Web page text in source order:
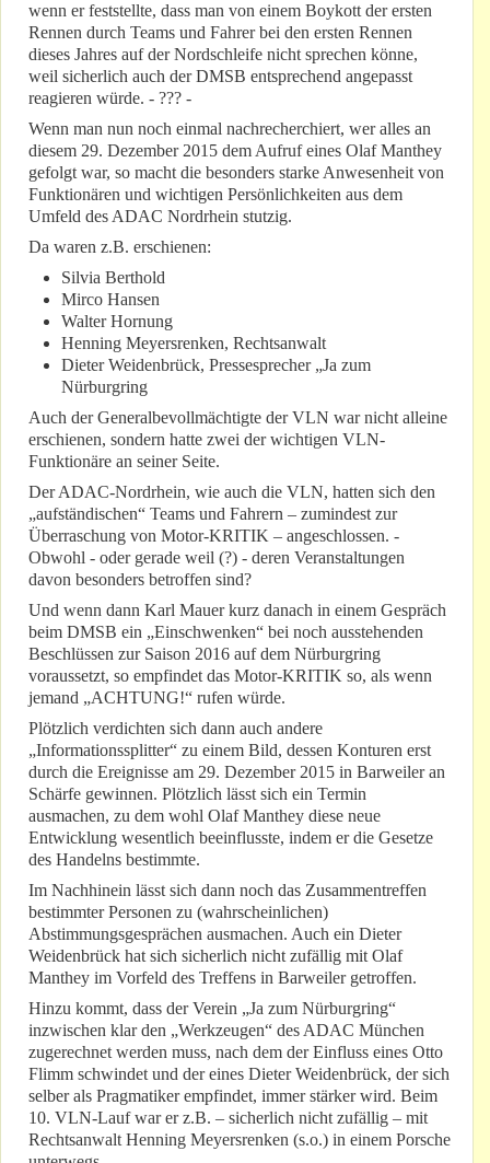
wenn er feststellte, dass man von einem Boykott der ersten
Rennen durch Teams und Fahrer bei den ersten Rennen
dieses Jahres auf der Nordschleife nicht sprechen könne,
weil sicherlich auch der DMSB entsprechend angepasst
reagieren würde. - ??? -
Wenn man nun noch einmal nachrecherchiert, wer alles an
diesem 29. Dezember 2015 dem Aufruf eines Olaf Manthey
gefolgt war, so macht die besonders starke Anwesenheit von
Funktionären und wichtigen Persönlichkeiten aus dem
Umfeld des ADAC Nordrhein stutzig.
Da waren z.B. erschienen:
Silvia Berthold
Mirco Hansen
Walter Hornung
Henning Meyersrenken, Rechtsanwalt
Dieter Weidenbrück, Pressesprecher „Ja zum
Nürburgring
Auch der Generalbevollmächtigte der VLN war nicht alleine
erschienen, sondern hatte zwei der wichtigen VLN-
Funktionäre an seiner Seite.
Der ADAC-Nordrhein, wie auch die VLN, hatten sich den
„aufständischen“ Teams und Fahrern – zumindest zur
Überraschung von Motor-KRITIK – angeschlossen. -
Obwohl - oder gerade weil (?) - deren Veranstaltungen
davon besonders betroffen sind?
Und wenn dann Karl Mauer kurz danach in einem Gespräch
beim DMSB ein „Einschwenken“ bei noch ausstehenden
Beschlüssen zur Saison 2016 auf dem Nürburgring
voraussetzt, so empfindet das Motor-KRITIK so, als wenn
jemand „ACHTUNG!“ rufen würde.
Plötzlich verdichten sich dann auch andere
„Informationssplitter“ zu einem Bild, dessen Konturen erst
durch die Ereignisse am 29. Dezember 2015 in Barweiler an
Schärfe gewinnen. Plötzlich lässt sich ein Termin
ausmachen, zu dem wohl Olaf Manthey diese neue
Entwicklung wesentlich beeinflusste, indem er die Gesetze
des Handelns bestimmte.
Im Nachhinein lässt sich dann noch das Zusammentreffen
bestimmter Personen zu (wahrscheinlichen)
Abstimmungsgesprächen ausmachen. Auch ein Dieter
Weidenbrück hat sich sicherlich nicht zufällig mit Olaf
Manthey im Vorfeld des Treffens in Barweiler getroffen.
Hinzu kommt, dass der Verein „Ja zum Nürburgring“
inzwischen klar den „Werkzeugen“ des ADAC München
zugerechnet werden muss, nach dem der Einfluss eines Otto
Flimm schwindet und der eines Dieter Weidenbrück, der sich
selber als Pragmatiker empfindet, immer stärker wird. Beim
10. VLN-Lauf war er z.B. – sicherlich nicht zufällig – mit
Rechtsanwalt Henning Meyersrenken (s.o.) in einem Porsche